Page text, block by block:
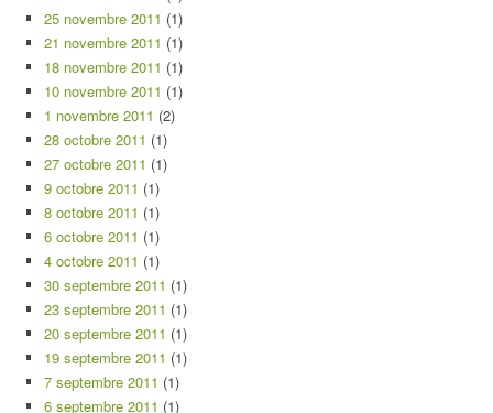
25 novembre 2011 (1)
21 novembre 2011 (1)
18 novembre 2011 (1)
10 novembre 2011 (1)
1 novembre 2011 (2)
28 octobre 2011 (1)
27 octobre 2011 (1)
9 octobre 2011 (1)
8 octobre 2011 (1)
6 octobre 2011 (1)
4 octobre 2011 (1)
30 septembre 2011 (1)
23 septembre 2011 (1)
20 septembre 2011 (1)
19 septembre 2011 (1)
7 septembre 2011 (1)
6 septembre 2011 (1)